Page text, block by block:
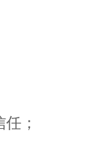
；